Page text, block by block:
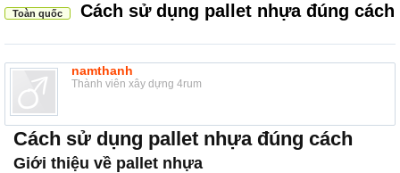
Toàn quốc Cách sử dụng pallet nhựa đúng cách
namthanh
Thành viên xây dựng 4rum
Cách sử dụng pallet nhựa đúng cách
Giới thiệu về pallet nhựa